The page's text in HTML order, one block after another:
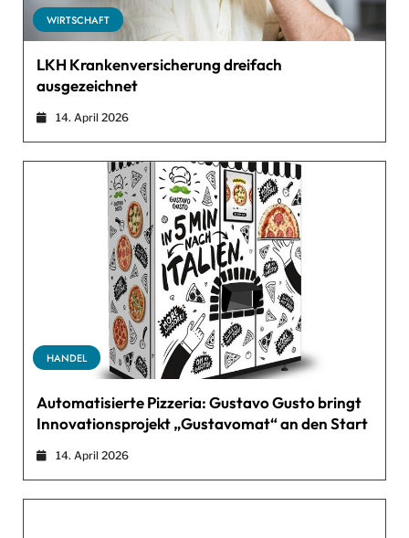
WIRTSCHAFT
LKH Krankenversicherung dreifach
ausgezeichnet
14. April 2026
HANDEL
Automatisierte Pizzeria: Gustavo Gusto bringt
Innovationsprojekt „Gustavomat“ an den Start
14. April 2026